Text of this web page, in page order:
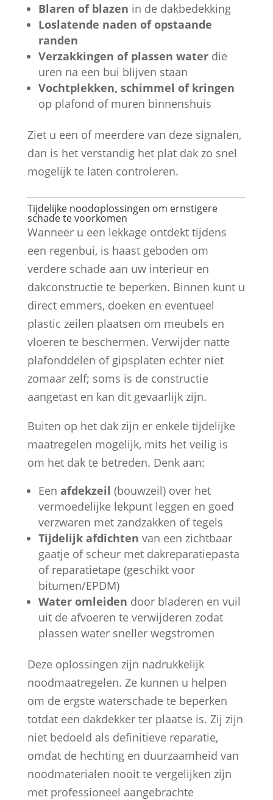
Blaren of blazen in de dakbedekking
Loslatende naden of opstaande
randen
Verzakkingen of plassen waterdie
uren na een bui blijven staan
Vochtplekken, schimmel of kringen
op plafond of muren binnenshuis
Ziet u een of meerdere van deze signalen,
dan is het verstandig het plat dak zo snel
mogelijk te laten controleren.
Tijdelijke noodoplossingen om ernstigere
schade te voorkomen
Wanneer u een lekkage ontdekt tijdens
een regenbui, is haast geboden om
verdere schade aan uw interieur en
dakconstructie te beperken. Binnen kunt u
direct emmers, doeken en eventueel
plastic zeilen plaatsen om meubels en
vloeren te beschermen. Verwijder natte
plafonddelen of gipsplaten echter niet
zomaar zelf; soms is de constructie
aangetast en kan dit gevaarlijk zijn.
Buiten op het dak zijn er enkele tijdelijke
maatregelen mogelijk, mits het veilig is
om het dak te betreden. Denk aan:
Een afdekzeil (bouwzeil) over het
vermoedelijke lekpunt leggen en goed
verzwaren met zandzakken of tegels
Tijdelijk afdichten van een zichtbaar
gaatje of scheur met dakreparatiepasta
of reparatietape (geschikt voor
bitumen/EPDM)
Water omleiden door bladeren en vuil
uit de afvoeren te verwijderen zodat
plassen water sneller wegstromen
Deze oplossingen zijn nadrukkelijk
noodmaatregelen. Ze kunnen u helpen
om de ergste waterschade te beperken
totdat een dakdekker ter plaatse is. Zij zijn
niet bedoeld als definitieve reparatie,
omdat de hechting en duurzaamheid van
noodmaterialen nooit te vergelijken zijn
met professioneel aangebrachte